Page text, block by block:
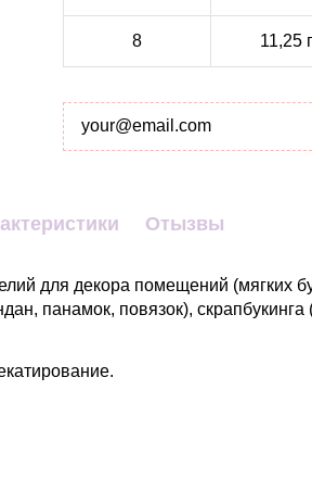
8 11,25
Отызвы
для декора помещений (мягких
панамок, повязок),